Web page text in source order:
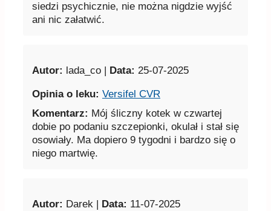
siedzi psychicznie, nie można nigdzie wyjść
ani nic załatwić.
Autor: lada_co | Data: 25-07-2025
Opinia o leku: Versifel CVR
Komentarz: Mój śliczny kotek w czwartej
dobie po podaniu szczepionki, okulał i stał się
osowiały. Ma dopiero 9 tygodni i bardzo się o
niego martwię.
Autor: Darek | Data: 11-07-2025